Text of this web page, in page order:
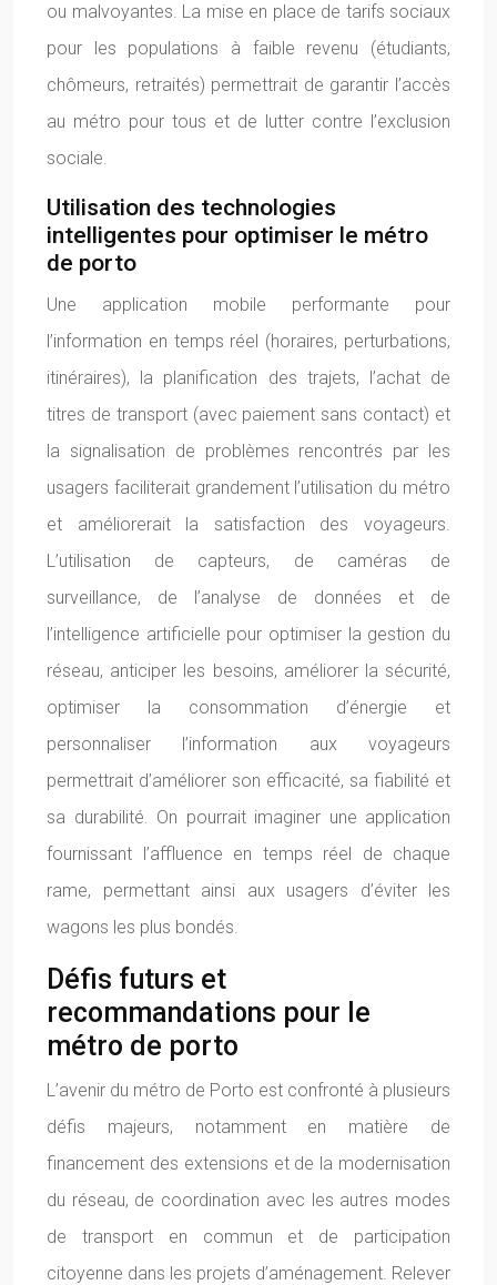
ou malvoyantes. La mise en place de tarifs sociaux
pour les populations à faible revenu (étudiants,
chômeurs, retraités) permettrait de garantir l’accès
au métro pour tous et de lutter contre l’exclusion
sociale.
Utilisation des technologies
intelligentes pour optimiser le métro
de porto
Une application mobile performante pour
l’information en temps réel (horaires, perturbations,
itinéraires), la planification des trajets, l’achat de
titres de transport (avec paiement sans contact) et
la signalisation de problèmes rencontrés par les
usagers faciliterait grandement l’utilisation du métro
et améliorerait la satisfaction des voyageurs.
L’utilisation de capteurs, de caméras de
surveillance, de l’analyse de données et de
l’intelligence artificielle pour optimiser la gestion du
réseau, anticiper les besoins, améliorer la sécurité,
optimiser la consommation d’énergie et
personnaliser l’information aux voyageurs
permettrait d’améliorer son efficacité, sa fiabilité et
sa durabilité. On pourrait imaginer une application
fournissant l’affluence en temps réel de chaque
rame, permettant ainsi aux usagers d’éviter les
wagons les plus bondés.
Défis futurs et
recommandations pour le
métro de porto
L’avenir du métro de Porto est confronté à plusieurs
défis majeurs, notamment en matière de
financement des extensions et de la modernisation
du réseau, de coordination avec les autres modes
de transport en commun et de participation
citoyenne dans les projets d’aménagement. Relever